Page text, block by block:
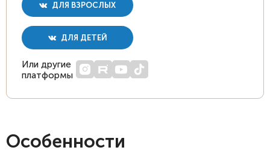
ДЛЯ ВЗРОСЛЫХ
ДЛЯ ДЕТЕЙ
Или другие
платформы
Особенности